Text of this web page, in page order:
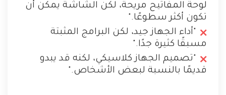
لوحة المفاتيح مريحة، لكن الشاشة يمكن أن
تكون أكثر سطوعًا."
"أداء الجهاز جيد، لكن البرامج المثبتة
مسبقًا كثيرة جدًا."
"تصميم الجهاز كلاسيكي، لكنه قد يبدو
قديمًا بالنسبة لبعض الأشخاص."